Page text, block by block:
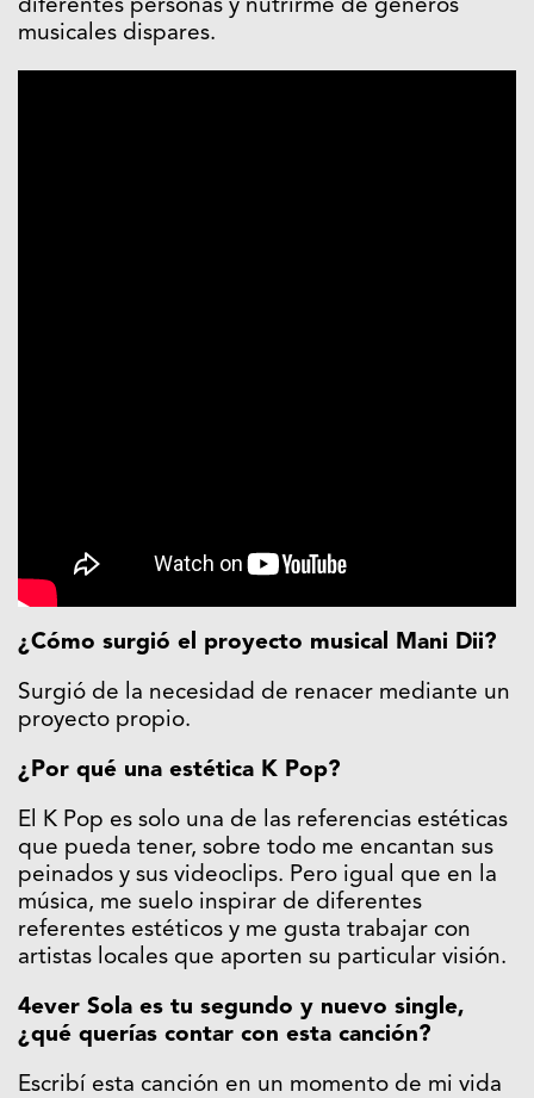
diferentes personas y nutrirme de géneros
musicales dispares.
¿Cómo surgió el proyecto musical Mani Dii?
Surgió de la necesidad de renacer mediante un
proyecto propio.
¿Por qué una estética K Pop?
El K Pop es solo una de las referencias estéticas
que pueda tener, sobre todo me encantan sus
peinados y sus videoclips. Pero igual que en la
música, me suelo inspirar de diferentes
referentes estéticos y me gusta trabajar con
artistas locales que aporten su particular visión.
4ever Sola es tu segundo y nuevo single,
¿qué querías contar con esta canción?
Escribí esta canción en un momento de mi vida